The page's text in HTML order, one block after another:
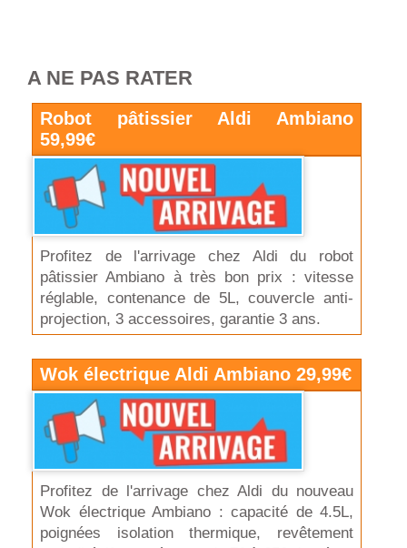
A NE PAS RATER
Robot pâtissier Aldi Ambiano
59,99€
Profitez de l'arrivage chez Aldi du robot
pâtissier Ambiano à très bon prix : vitesse
réglable, contenance de 5L, couvercle anti-
projection, 3 accessoires, garantie 3 ans.
Wok électrique Aldi Ambiano 29,99€
Profitez de l'arrivage chez Aldi du nouveau
Wok électrique Ambiano : capacité de 4.5L,
poignées isolation thermique, revêtement